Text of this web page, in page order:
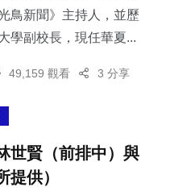
鳥新聞》主持人，並歷
學副校長，現任華夏...
49,159 觀看 3 分享
世賢（前排中）與
供）
+ 181
+
業
303